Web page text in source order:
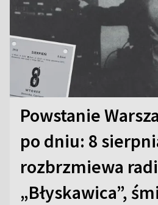
Powstanie
po dniu: 8
rozbrzmiewa
„Błyskawica”,